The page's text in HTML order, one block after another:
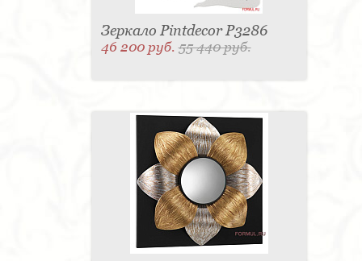
Зеркало Pintdecor P3286
46 200 руб.55 440 руб.